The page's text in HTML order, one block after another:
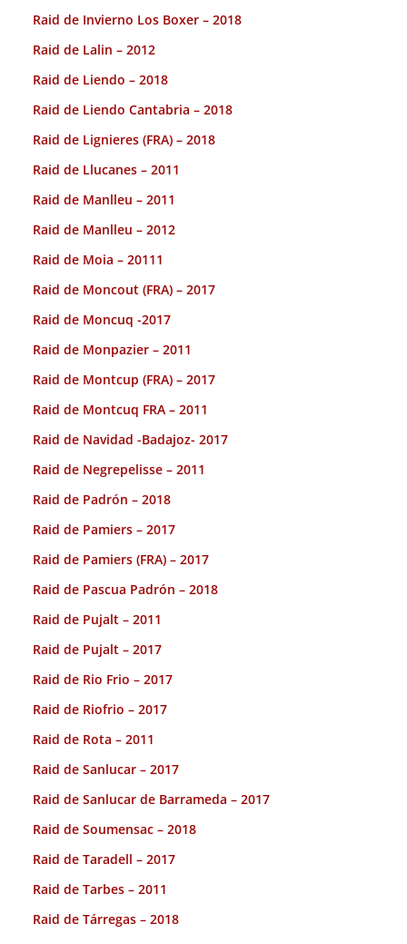
Raid de Invierno Los Boxer – 2018
Raid de Lalin – 2012
Raid de Liendo – 2018
Raid de Liendo Cantabria – 2018
Raid de Lignieres (FRA) – 2018
Raid de Llucanes – 2011
Raid de Manlleu – 2011
Raid de Manlleu – 2012
Raid de Moia – 20111
Raid de Moncout (FRA) – 2017
Raid de Moncuq -2017
Raid de Monpazier – 2011
Raid de Montcup (FRA) – 2017
Raid de Montcuq FRA – 2011
Raid de Navidad -Badajoz- 2017
Raid de Negrepelisse – 2011
Raid de Padrón – 2018
Raid de Pamiers – 2017
Raid de Pamiers (FRA) – 2017
Raid de Pascua Padrón – 2018
Raid de Pujalt – 2011
Raid de Pujalt – 2017
Raid de Rio Frio – 2017
Raid de Riofrio – 2017
Raid de Rota – 2011
Raid de Sanlucar – 2017
Raid de Sanlucar de Barrameda – 2017
Raid de Soumensac – 2018
Raid de Taradell – 2017
Raid de Tarbes – 2011
Raid de Tárregas – 2018